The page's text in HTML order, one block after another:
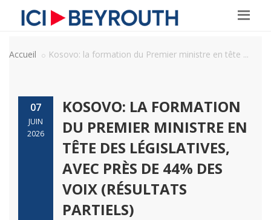
Accueil Kosovo: la formation du Premier ministre en tête ...
07
JUIN
2026
KOSOVO: LA FORMATION
DU PREMIER MINISTRE EN
TÊTE DES LÉGISLATIVES,
AVEC PRÈS DE 44% DES
VOIX (RÉSULTATS
PARTIELS)